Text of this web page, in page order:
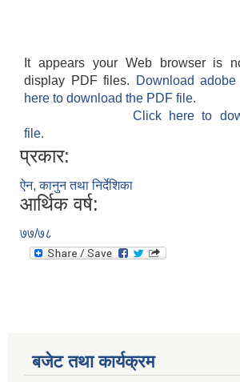
It appears your Web browser is
display PDF files.
Download
here to download the PDF file.
Click here to
file.
प्रकार:
ऐन, कानुन तथा निर्देशिका
आर्थिक वर्ष:
७७/७८
बजेट तथा कार्यक्रम